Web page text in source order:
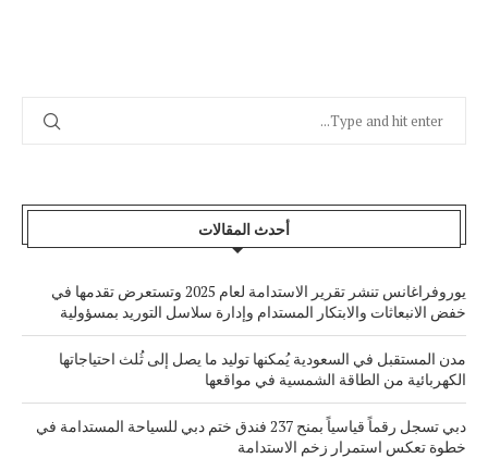
أحدث المقالات
يوروفراغانس تنشر تقرير الاستدامة لعام 2025 وتستعرض تقدمها في
خفض الانبعاثات والابتكار المستدام وإدارة سلاسل التوريد بمسؤولية
مدن المستقبل في السعودية يُمكنها توليد ما يصل إلى ثُلث احتياجاتها
الكهربائية من الطاقة الشمسية في مواقعها
دبي تسجل رقماً قياسياً بمنح 237 فندق ختم دبي للسياحة المستدامة في
خطوة تعكس استمرار زخم الاستدامة